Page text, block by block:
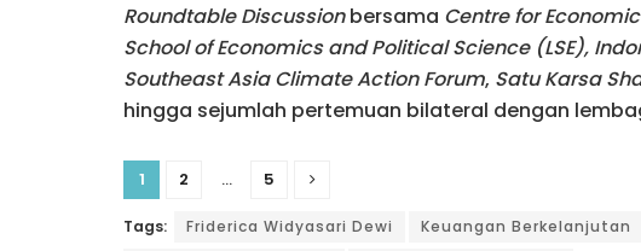
Roundtable Discussionbersama Centre for
School of Economics and Political Science (LSE),
Southeast Asia Climate Action Forum, Satu Karsa
hingga sejumlah pertemuan bilateral dengan
1 2 ... 5
Tags: Friderica Widyasari Dewi Keuangan Berkelanjutan